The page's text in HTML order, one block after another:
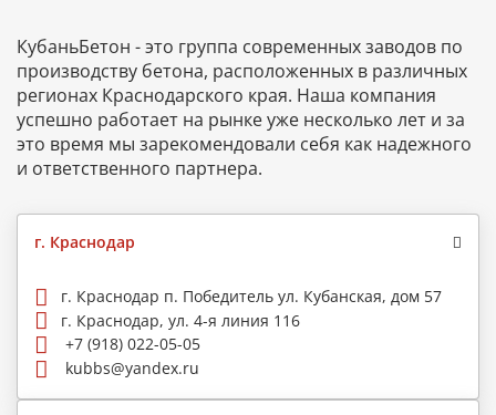
КубаньБетон - это группа современных заводов по
производству бетона, расположенных в различных
регионах Краснодарского края. Наша компания
успешно работает на рынке уже несколько лет и за
это время мы зарекомендовали себя как надежного
и ответственного партнера.
г. Краснодар
г. Краснодар п. Победитель ул. Кубанская, дом 57
г. Краснодар, ул. 4-я линия 116
+7 (918) 022-05-05
kubbs@yandex.ru